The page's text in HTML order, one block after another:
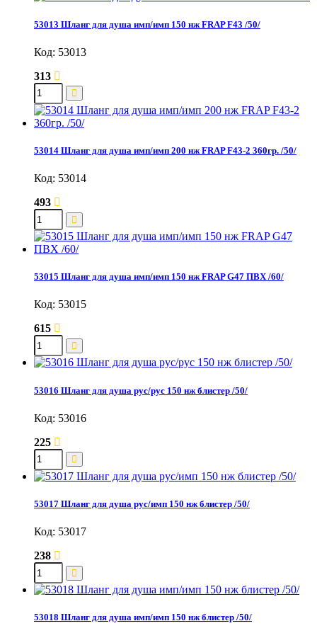
53013 Шланг для душа имп/имп 150 нж FRAP F43 /50/
Код: 53013
313
53014 Шланг для душа имп/имп 200 нж FRAP F43-2 360гр. /50/
Код: 53014
493
53015 Шланг для душа имп/имп 150 нж FRAP G47 ПВХ /60/
Код: 53015
615
53016 Шланг для душа рус/рус 150 нж блистер /50/
Код: 53016
225
53017 Шланг для душа рус/имп 150 нж блистер /50/
Код: 53017
238
53018 Шланг для душа имп/имп 150 нж блистер /50/